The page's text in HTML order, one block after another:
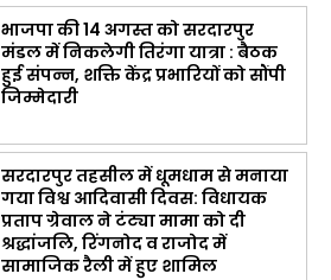
भाजपा की 14 अगस्त को सरदारपुर
मंडल में निकलेगी तिरंगा यात्रा : बैठक
हुई संपन्न, शक्ति केंद्र प्रभारियों को सौंपी
जिम्मेदारी
सरदारपुर तहसील में धूमधाम से मनाया
गया विश्व आदिवासी दिवस: विधायक
प्रताप ग्रेवाल ने टंट्या मामा को दी
श्रद्धांजलि, रिंगनोद व राजोद में
सामाजिक रैली में हुए शामिल